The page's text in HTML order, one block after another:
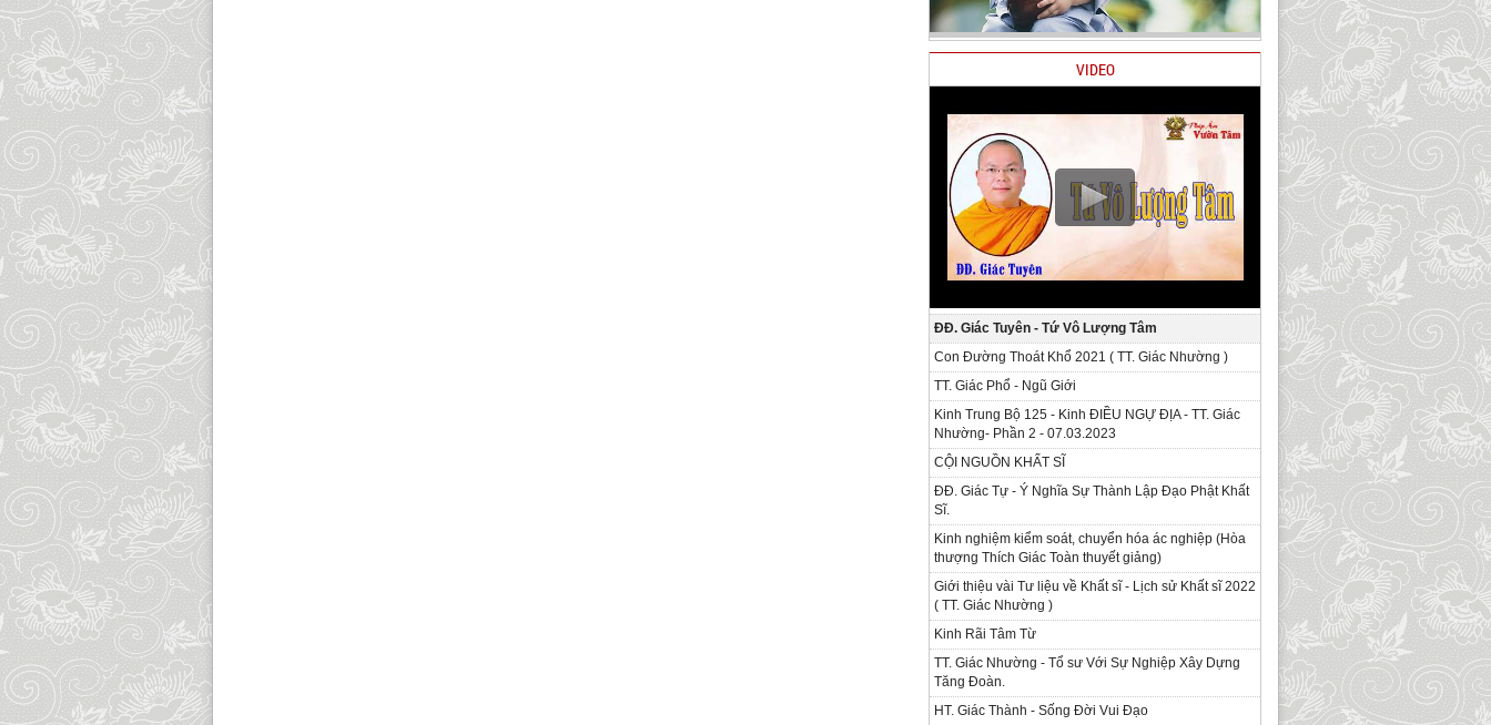
VIDEO
ĐĐ. Giác Tuyên - Tứ Vô Lượng Tâm
Con Đường Thoát Khổ 2021 ( TT. Giác Nhường )
TT. Giác Phổ - Ngũ Giới
Kinh Trung Bộ 125 - Kinh ÐIỀU NGỰ ĐỊA - TT. Giác
Nhường- Phần 2 - 07.03.2023
CỘI NGUỒN KHẤT SĨ
ĐĐ. Giác Tự - Ý Nghĩa Sự Thành Lập Đạo Phật Khất
Sĩ.
Kinh nghiệm kiểm soát, chuyển hóa ác nghiệp (Hòa
thượng Thích Giác Toàn thuyết giảng)
Giới thiệu vài Tư liệu về Khất sĩ - Lịch sử Khất sĩ 2022
( TT. Giác Nhường )
Kinh Rãi Tâm Từ
TT. Giác Nhường - Tổ sư Với Sự Nghiệp Xây Dựng
Tăng Đoàn.
HT. Giác Thành - Sống Đời Vui Đạo